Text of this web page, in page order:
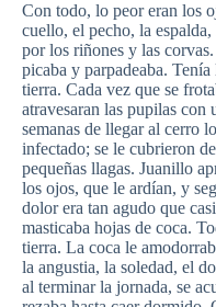
Con todo, lo peor eran los
cuello, el pecho, la
por los riñones y las
picaba y parpadeaba.
tierra. Cada vez que se
atravesaran las pupilas con
semanas de llegar al cerro
infectado; se le cubrieron
pequeñas llagas. Juanillo
los ojos, que le ardían, y
dolor era tan agudo que
masticaba hojas de coca.
tierra. La coca le
la angustia, la soledad, el
al terminar la jornada, se